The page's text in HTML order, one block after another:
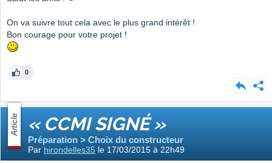
On va suivre tout cela avec le plus grand intérêt !
Bon courage pour votre projet !
0
Article « CCMI SIGNÉ »
Préparation > Choix du constructeur
Par hirondelles35 le 17/03/2015 à 22h49